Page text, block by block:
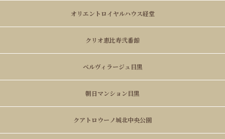
オリエントロイヤルハウス経堂
クリオ恵比寿弐番館
ベルヴィラージュ目黒
朝日マンション目黒
クアトロウーノ城北中央公園